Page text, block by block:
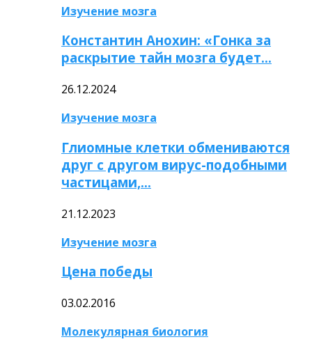
Изучение мозга
Константин Анохин: «Гонка за
раскрытие тайн мозга будет…
26.12.2024
Изучение мозга
Глиомные клетки обмениваются
друг с другом вирус-подобными
частицами,…
21.12.2023
Изучение мозга
Цена победы
03.02.2016
Молекулярная биология